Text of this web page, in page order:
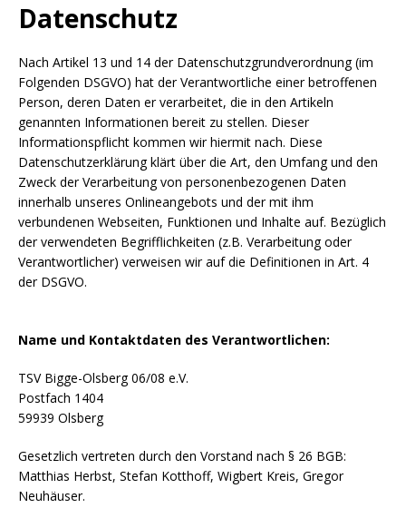
Datenschutz
Nach Artikel 13 und 14 der Datenschutzgrundverordnung (im
Folgenden DSGVO) hat der Verantwortliche einer betroffenen
Person, deren Daten er verarbeitet, die in den Artikeln
genannten Informationen bereit zu stellen. Dieser
Informationspflicht kommen wir hiermit nach. Diese
Datenschutzerklärung klärt über die Art, den Umfang und den
Zweck der Verarbeitung von personenbezogenen Daten
innerhalb unseres Onlineangebots und der mit ihm
verbundenen Webseiten, Funktionen und Inhalte auf. Bezüglich
der verwendeten Begrifflichkeiten (z.B. Verarbeitung oder
Verantwortlicher) verweisen wir auf die Definitionen in Art. 4
der DSGVO.
Name und Kontaktdaten des Verantwortlichen:
TSV Bigge-Olsberg 06/08 e.V.
Postfach 1404
59939 Olsberg
Gesetzlich vertreten durch den Vorstand nach § 26 BGB:
Matthias Herbst, Stefan Kotthoff, Wigbert Kreis, Gregor
Neuhäuser.